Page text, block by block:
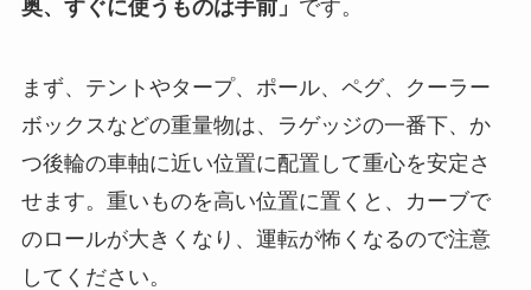
奥、すぐに使うものは手前」 です。
まず、テントやタープ、ポール、ペグ、クーラー
ボックスなどの重量物は、ラゲッジの一番下、か
つ後輪の車軸に近い位置に配置して重心を安定さ
せます。重いものを高い位置に置くと、カーブで
のロールが大きくなり、運転が怖くなるので注意
してください。